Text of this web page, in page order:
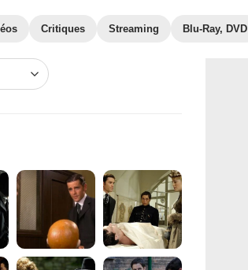
Critiques Streaming Blu-Ray, DVD